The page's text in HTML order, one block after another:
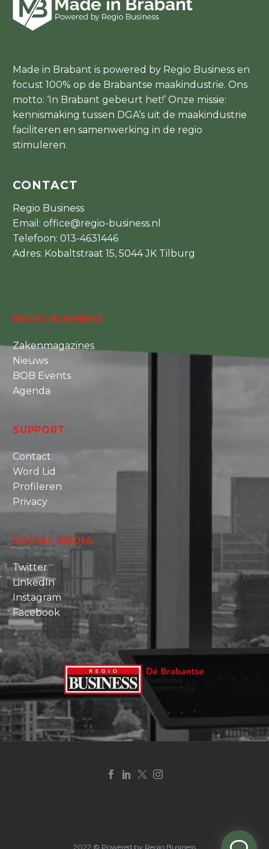
Made in Brabant is powered by Regio Business en
focust 100% op de Brabantse maakindustrie. Ons
motto: ‘In Brabant gebeurt het!’ Onze missie:
kennismaking tussen DGA’s uit de maakindustrie
faciliteren en samenwerking in de regio
stimuleren.
CONTACT
Regio Business
Email: office@regio-business.nl
Telefoon: 013-4631446
Adres: Kobaltstraat 15, 5044 JK Tilburg
REGIO BUSINESS
Zakenmagazines
Nieuws
BOB Events
Agenda
SUPPORT
Contact
Word Lid
Profileren
Privacy
SOCIAL MEDIA
Twitter
LinkedIn
Instagram
Facebook
2022 © Powered by Regio Business